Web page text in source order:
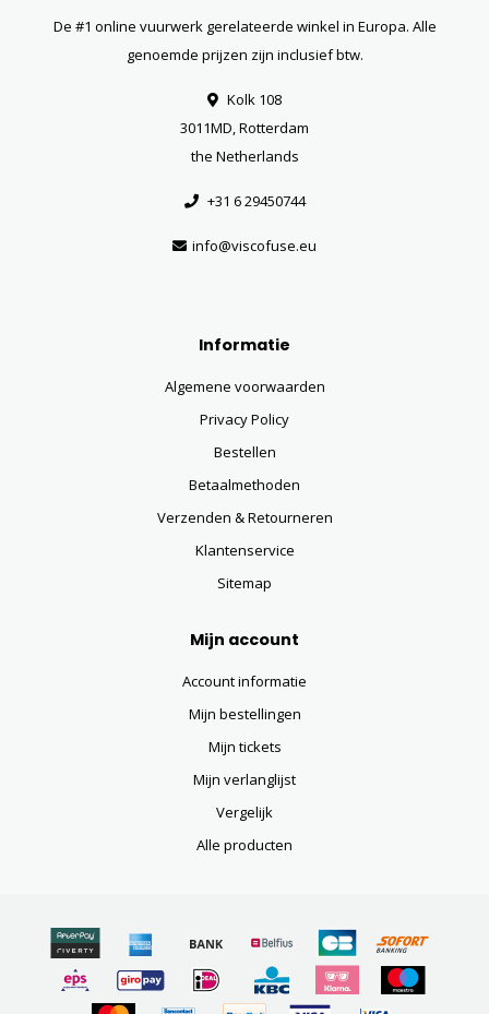
De #1 online vuurwerk gerelateerde winkel in Europa. Alle
genoemde prijzen zijn inclusief btw.
Kolk 108
3011MD, Rotterdam
the Netherlands
+31 6 29450744
info@viscofuse.eu
Informatie
Algemene voorwaarden
Privacy Policy
Bestellen
Betaalmethoden
Verzenden & Retourneren
Klantenservice
Sitemap
Mijn account
Account informatie
Mijn bestellingen
Mijn tickets
Mijn verlanglijst
Vergelijk
Alle producten